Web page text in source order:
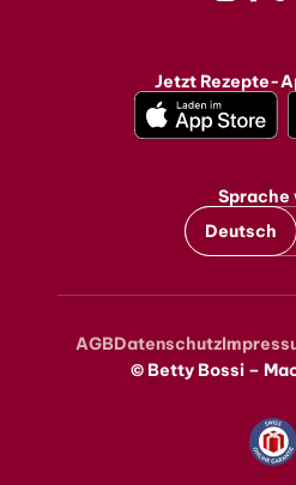
Jetzt Rezepte-
Sprache
Deutsch
Metanavigation
AGBDatenschutz
© Betty Bossi –